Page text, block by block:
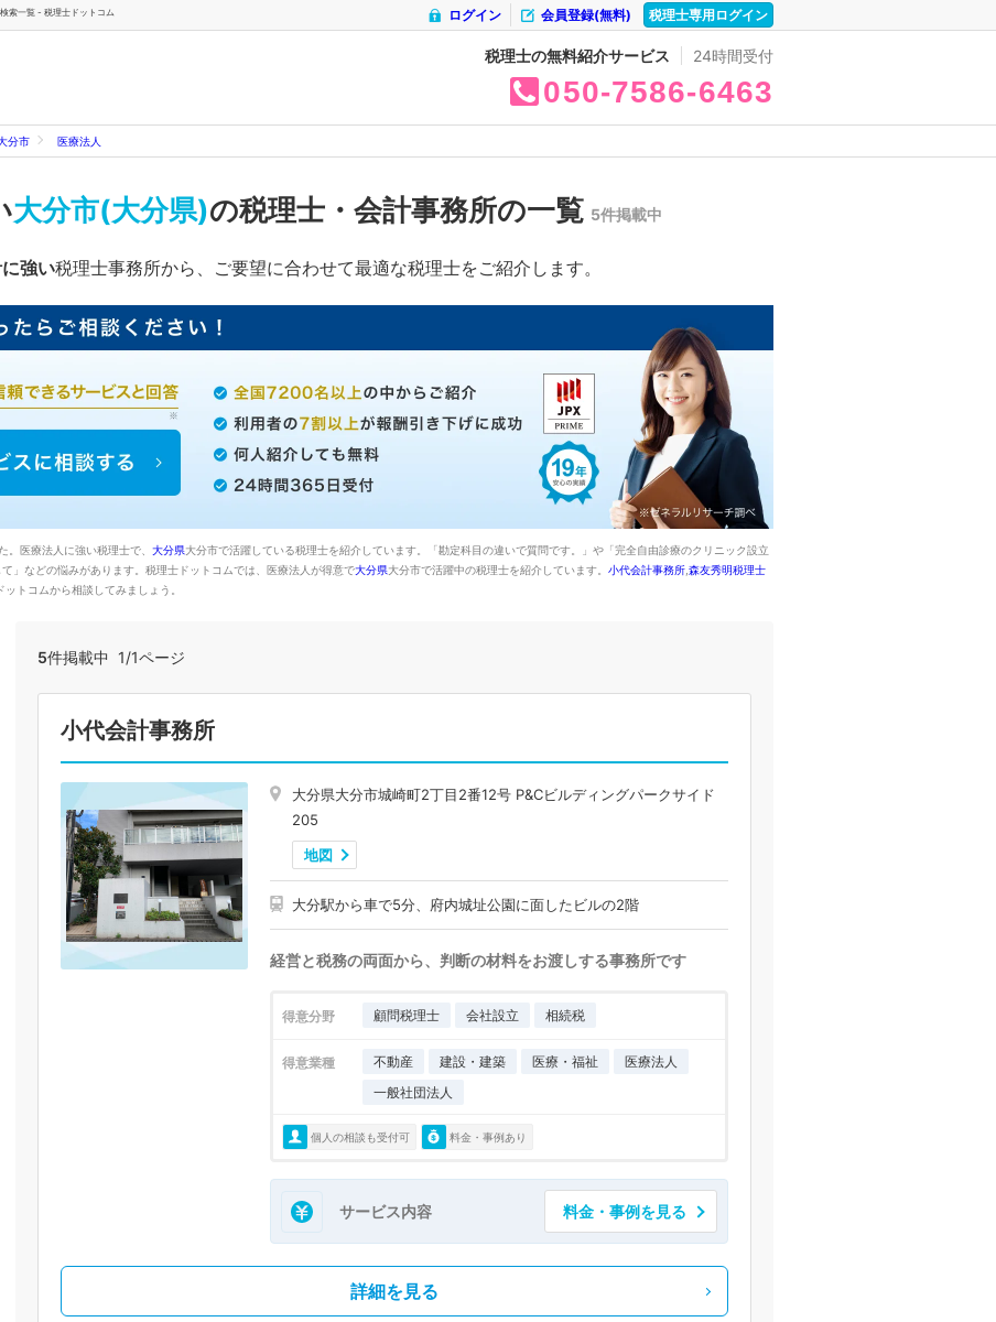
索一覧 - 税理士ドットコム 税理士専用ログイン
会員登録(無料)
ログイン
税理士の無料紹介サービス 24時間受付
050 7586 6463
分市 医療法人
大分市(大分県)の税理士・会計事務所の一覧 5件掲載中
強い税理士事務所から、ご要望に合わせて最適な税理士をご紹介します。
医療法人に強い税理士で、 大分県大分市で活躍している税理士を紹介しています。「勘定科目の違いで質問です。」や「完全自由診療のクリニック設立
」などの悩みがあります。税理士ドットコムでは、医療法人が得意で大分県大分市で活躍中の税理士を紹介しています。 小代会計事務所 森友秀明税理士
トコムから相談してみましょう。
5件掲載中 1/1ページ
小代会計事務所
大分県大分市城崎町2丁目2番12号 P&Cビルディングパークサイド
205
地図
大分駅から車で5分、府内城址公園に面したビルの2階
経営と税務の両面から、判断の材料をお渡しする事務所です
得意分野 顧問税理士 会社設立 相続税
得意業種 不動産 建設・建築 医療・福祉
医療法人
一般社団法人
個人の相談も受付可 料金・事例あり
サービス内容 料金・事例を見る
詳細を見る